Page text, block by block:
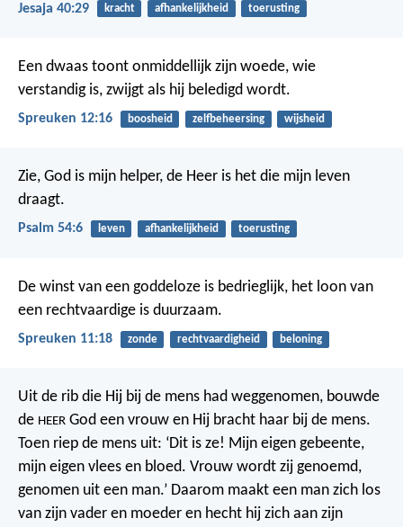
Jesaja 40:29 kracht afhankelijkheid toerusting
Een dwaas toont onmiddellijk zijn woede, wie
verstandig is, zwijgt als hij beledigd wordt.
Spreuken 12:16 boosheid zelfbeheersing wijsheid
Zie, God is mijn helper, de Heer is het die mijn leven
draagt.
Psalm 54:6 leven afhankelijkheid toerusting
De winst van een goddeloze is bedrieglijk, het loon van
een rechtvaardige is duurzaam.
Spreuken 11:18 zonde rechtvaardigheid beloning
Uit de rib die Hij bij de mens had weggenomen, bouwde
de HEER God een vrouw en Hij bracht haar bij de mens.
Toen riep de mens uit: ‘Dit is ze! Mijn eigen gebeente,
mijn eigen vlees en bloed. Vrouw wordt zij genoemd,
genomen uit een man.’ Daarom maakt een man zich los
van zijn vader en moeder en hecht hij zich aan zijn